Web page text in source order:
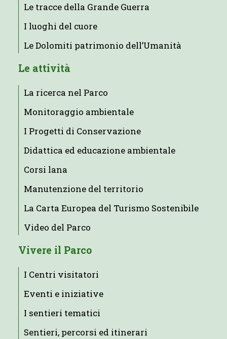
Le tracce della Grande Guerra
I luoghi del cuore
Le Dolomiti patrimonio dell’Umanità
Le attività
La ricerca nel Parco
Monitoraggio ambientale
I Progetti di Conservazione
Didattica ed educazione ambientale
Corsi lana
Manutenzione del territorio
La Carta Europea del Turismo Sostenibile
Video del Parco
Vivere il Parco
I Centri visitatori
Eventi e iniziative
I sentieri tematici
Sentieri, percorsi ed itinerari